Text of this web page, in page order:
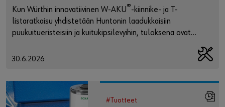
Kun Würthin innovatiivinen W-AKU®-kiinnike- ja T-
listaratkaisu yhdistetään Huntonin laadukkaisiin
puukuitueristeisiin ja kuitukipsilevyihin, tuloksena ovat
väliseinät.
30.6.2026
#Tuotteet